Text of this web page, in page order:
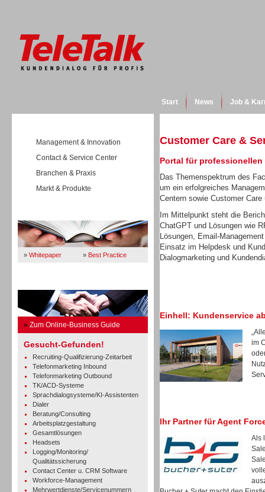
Start News Job &
Management & Innovation
Contact & Service Center
Branchen & Praxis
Markt & Produkte
» Whitepaper » Best Practice
» Zum Online-Business Guide
Gesucht-Gefunden!
Recruiting-Qualifizierung-Zeitarbeit
Telefonmarketing Inbound
Telefonmarketing Outbound
TK/ACD-Systeme
Sprachdialogsysteme/KI-Assistenten
Dialer
Beratung/Consulting
Arbeitsplatzgestaltung
Gesamtlösungen
Headsets
Logging/Monitoring/
Qualitätssicherung
Contact Center u. CRM Software
Workforce-Management
Mehrwertdienste/Servicenummern
Customer Care &
Portal für
Das Themenspektrum des
um ein erfolgreiches
Centern sowie Customer
Im Mittelpunkt steht die
ChatGPT und Lösungen wie
Lösungen, Email-
Einsatz im Helpdesk und
Dialogmarketing und
Einhell: Kundenservice
im
Ihr Partner für Agent
Als